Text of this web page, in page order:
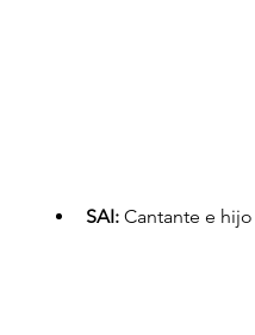
SAI: Cantante e